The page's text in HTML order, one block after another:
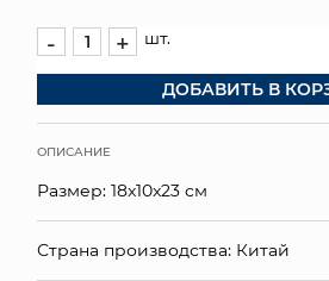
ПОДАРОЧНЫЕ
ОПТОВЫМ
ДОСТАВКА И
- + шт.
ДОБАВИТЬ В
ОПИСАНИЕ
Размер: 18x10x23 см
Страна производства: Китай